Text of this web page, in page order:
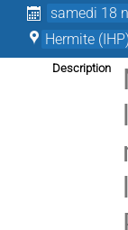
samedi 18
Hermite (IHP)
Description